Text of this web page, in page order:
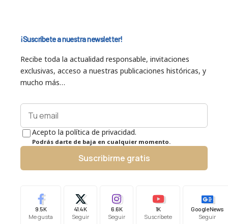
¡Suscríbete a nuestra newsletter!
Recibe toda la actualidad responsable, invitaciones
exclusivas, acceso a nuestras publicaciones históricas, y
mucho más…
Acepto la política de privacidad.
Podrás darte de baja en cualquier momento.
Suscribirme gratis
9.5K
Me gusta
41.4K
Seguir
6.6K
Seguir
1K
Suscríbete
Google News
Seguir